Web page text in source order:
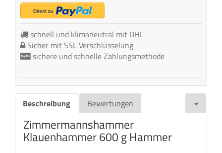
schnell und klimaneutral mit DHL
Sicher mit SSL Verschlüsselung
sichere und schnelle Zahlungsmethode
Beschreibung Bewertungen
Zimmermannshammer
Klauenhammer 600 g Hammer